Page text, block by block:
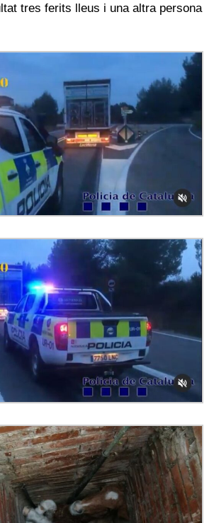
tres ferits lleus i una altra persona